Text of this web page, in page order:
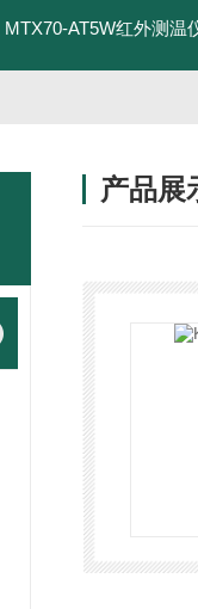
MTX70-AT5W红外测温
产品展